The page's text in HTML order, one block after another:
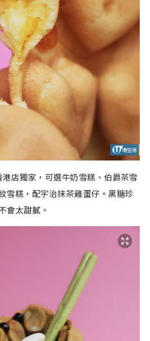
港店獨家，可選牛奶雪糕、伯爵茶雪
雪糕，配宇治抹茶雞蛋仔。黑糖珍
會太甜膩。